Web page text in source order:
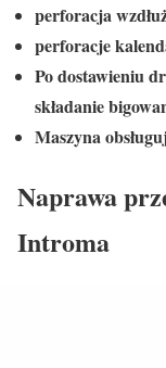
perforacja
perforacje
Po dostawieniu
składanie
Maszyna
Naprawa
Introma